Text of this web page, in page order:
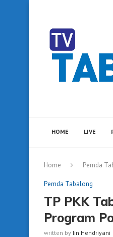
HOME LIVE
Home Pemda
Pemda Tabalong
TP PKK
Program
written by Iin Hendriyani